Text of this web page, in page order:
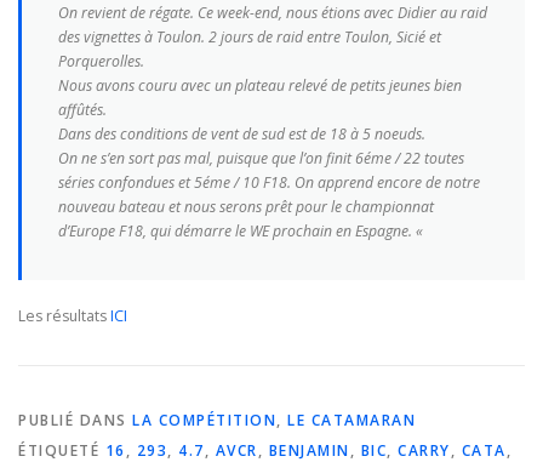
PLANNING DES COURS REVUES DE PRESSE
On revient de régate. Ce week-end, nous étions avec Didier au raid
des vignettes à Toulon. 2 jours de raid entre Toulon, Sicié et
Porquerolles.
Nous avons couru avec un plateau relevé de petits jeunes bien
affûtés.
Dans des conditions de vent de sud est de 18 à 5 noeuds.
On ne s’en sort pas mal, puisque que l’on finit 6éme / 22 toutes
séries confondues et 5éme / 10 F18. On apprend encore de notre
nouveau bateau et nous serons prêt pour le championnat
d’Europe F18, qui démarre le WE prochain en Espagne. «
Les résultatsICI
PUBLIÉ DANS LA COMPÉTITION, LE CATAMARAN
ÉTIQUETÉ 16 , 293, 4.7, AVCR, BENJAMIN, BIC, CARRY, CATA,